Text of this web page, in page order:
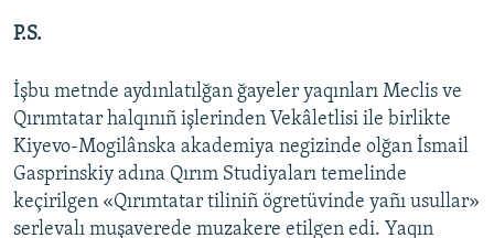
P.S.
İşbu metnde aydınlatılğan ğayeler yaqınları Meclis ve
Qırımtatar halqınıñ işlerinden Vekâletlisi ile birlikte
Kiyevo-Mogilânska akademiya negizinde olğan İsmail
Gasprinskiy adına Qırım Studiyaları temelinde
keçirilgen «Qırımtatar tiliniñ ögretüvinde yañı usullar»
serlevalı muşaverede muzakere etilgen edi. Yaqın